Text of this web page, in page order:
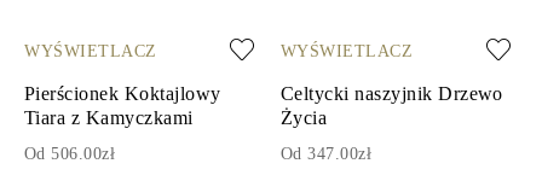
WYŚWIETLACZ
Pierścionek Koktajlowy
Tiara z Kamyczkami
Od 506.00zł
WYŚWIETLACZ
Celtycki naszyjnik Drzewo
Życia
Od 347.00zł